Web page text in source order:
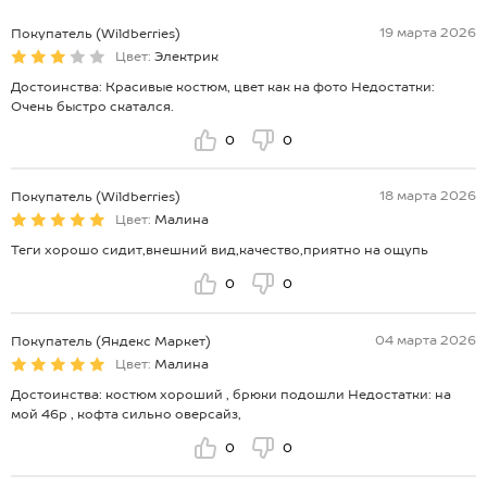
Покупатель (Wildberries)
19 марта 2026
Цвет: Электрик
Достоинства: Красивые костюм, цвет как на фото Недостатки:
Очень быстро скатался.
0 0
Покупатель (Wildberries)
18 марта 2026
Цвет: Малина
Теги хорошо сидит,внешний вид,качество,приятно на ощупь
0 0
Покупатель (Яндекс Маркет)
04 марта 2026
Цвет: Малина
Достоинства: костюм хороший , брюки подошли Недостатки: на
мой 46р , кофта сильно оверсайз,
0 0